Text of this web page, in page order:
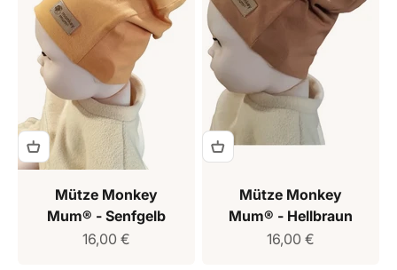
Mütze Monkey
Mum® - Senfgelb
Verkaufspreis
16,00 €
Mütze Monkey
Mum® - Hellbraun
Verkaufspreis
16,00 €